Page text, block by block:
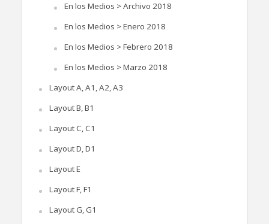
En los Medios > Archivo 2018
En los Medios > Enero 2018
En los Medios > Febrero 2018
En los Medios > Marzo 2018
Layout A, A1, A2, A3
Layout B, B1
Layout C, C1
Layout D, D1
Layout E
Layout F, F1
Layout G, G1